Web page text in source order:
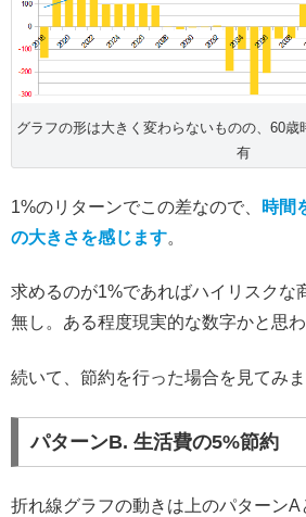
グラフの形は大きく変わらないものの、60歳
有
1%のリターンでこの差なので、
時間
の大きさを感じます。
求めるのが1%であればハイリスクな
無し。ある程度現実的な数字かと思わ
続いて、節約を行った場合を見てみま
パターンB. 生活費の5%節約
折れ線グラフの動きは上のパターンA